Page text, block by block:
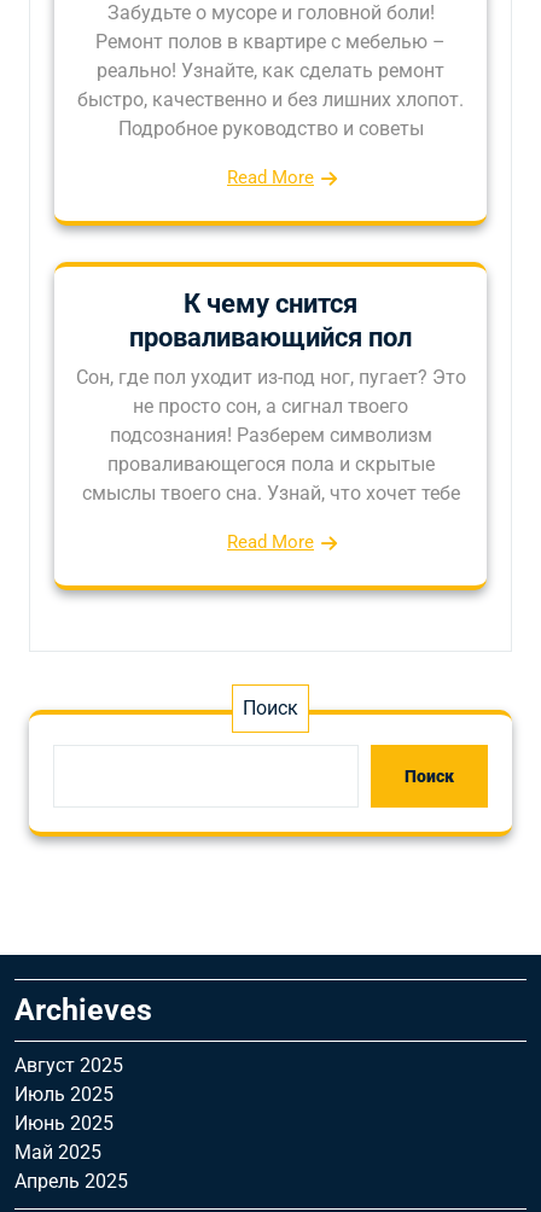
Забудьте о мусоре и головной боли!
Ремонт полов в квартире с мебелью –
реально! Узнайте, как сделать ремонт
быстро, качественно и без лишних хлопот.
Подробное руководство и советы
Read More
К чему снится
проваливающийся пол
Сон, где пол уходит из-под ног, пугает? Это
не просто сон, а сигнал твоего
подсознания! Разберем символизм
проваливающегося пола и скрытые
смыслы твоего сна. Узнай, что хочет тебе
Read More
Поиск
Поиск
Archieves
Август 2025
Июль 2025
Июнь 2025
Май 2025
Апрель 2025